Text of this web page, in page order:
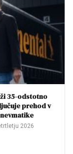
35-odstotno
prehod v
2026